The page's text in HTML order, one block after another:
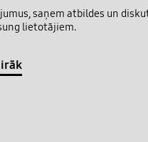
saņem atbildes un
lietotājiem.